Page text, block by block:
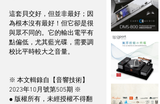
這套貝交好，但並非最好；因
為根本沒有最好！但它卻是很
與眾不同的。它的輸出電平有
點偏低，尤其藍光碟，需要調
校比平時較大之音量。
※ 本文輯錄自【音響技術】
2023年10月號第505期 ※
● 版權所有，未經授權不得翻